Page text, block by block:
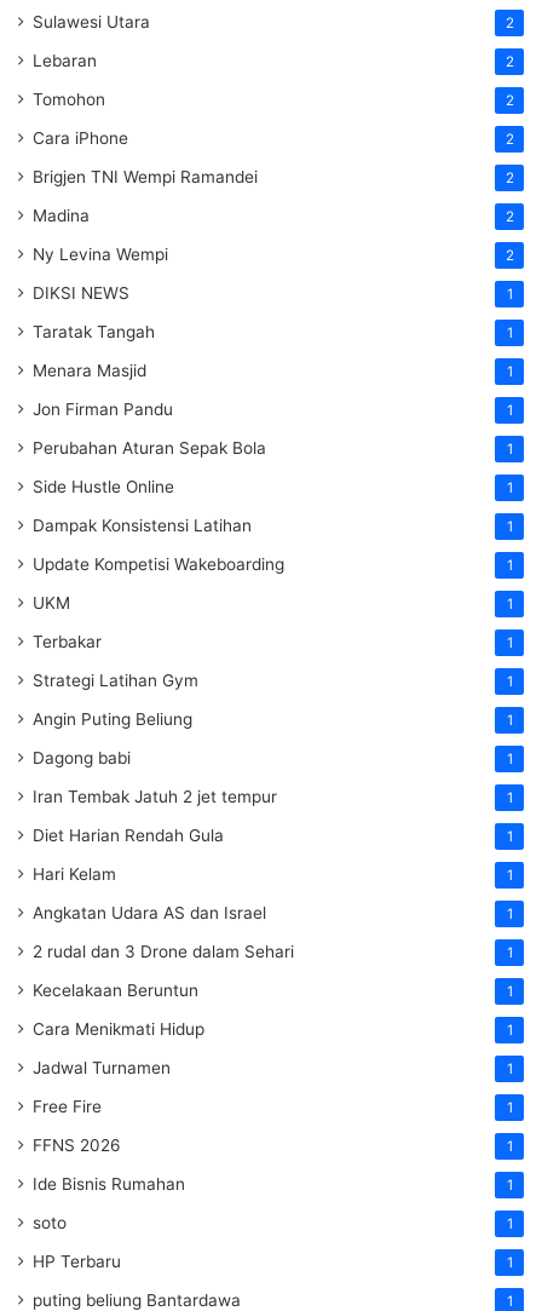
Sulawesi Utara 2
Lebaran 2
Tomohon 2
Cara iPhone 2
Brigjen TNI Wempi Ramandei 2
Madina 2
Ny Levina Wempi 2
DIKSI NEWS 1
Taratak Tangah 1
Menara Masjid 1
Jon Firman Pandu 1
Perubahan Aturan Sepak Bola 1
Side Hustle Online 1
Dampak Konsistensi Latihan 1
Update Kompetisi Wakeboarding 1
UKM 1
Terbakar 1
Strategi Latihan Gym 1
Angin Puting Beliung 1
Dagong babi 1
Iran Tembak Jatuh 2 jet tempur 1
Diet Harian Rendah Gula 1
Hari Kelam 1
Angkatan Udara AS dan Israel 1
2 rudal dan 3 Drone dalam Sehari 1
Kecelakaan Beruntun 1
Cara Menikmati Hidup 1
Jadwal Turnamen 1
Free Fire 1
FFNS 2026 1
Ide Bisnis Rumahan 1
soto 1
HP Terbaru 1
puting beliung Bantardawa 1